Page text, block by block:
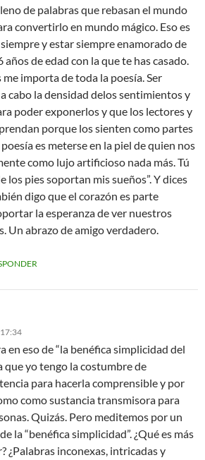
de palabras que rebasan el mundo
convertirlo en mundo mágico. Eso es
y estar siempre enamorado de
años de edad con la que te has casado.
me importa de toda la poesía. Ser
cabo la densidad delos sentimientos y
poder exponerlos y que los lectores y
porque los sienten como partes
es meterse en la piel de quien nos
como lujo artificioso nada más. Tú
los pies soportan mis sueños”. Y dices
digo que el corazón es parte
la esperanza de ver nuestros
Un abrazo de amigo verdadero.
en eso de “la benéfica simplicidad del
que yo tengo la costumbre de
para hacerla comprensible y por
como sustancia transmisora para
Quizás. Pero meditemos por un
la “benéfica simplicidad”. ¿Qué es más
¿Palabras inconexas, intricadas y